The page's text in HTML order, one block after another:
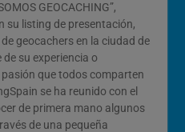
GEOCACHING”,
su listing de presentación,
geocachers en la ciudad de
su experiencia o
que todos comparten
se ha reunido con el
de primera mano algunos
de una pequeña